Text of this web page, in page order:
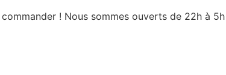
! Nous sommes ouverts de 22h à 5h